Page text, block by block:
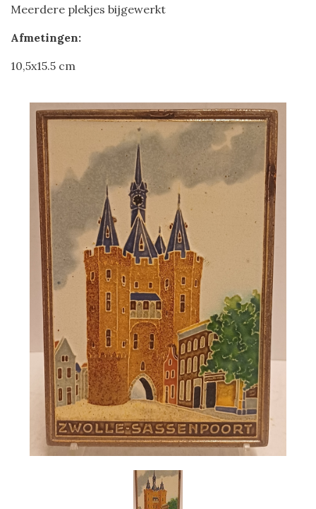
Meerdere plekjes bijgewerkt
Afmetingen:
10,5x15.5 cm